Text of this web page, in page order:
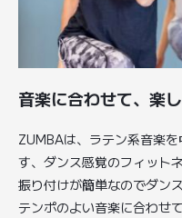
音楽に合わせて、楽
ZUMBAは、ラテン系音楽
す、ダンス感覚のフィット
振り付けが簡単なのでダン
テンポのよい音楽に合わせ